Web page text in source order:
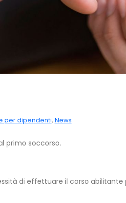
per dipendenti, News
primo soccorso.
di effettuare il corso